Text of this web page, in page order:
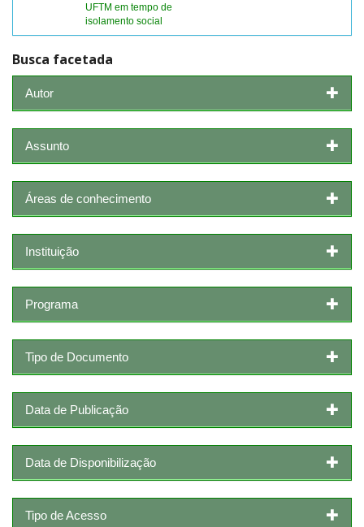
UFTM em tempo de
isolamento social
Busca facetada
Autor
Assunto
Áreas de conhecimento
Instituição
Programa
Tipo de Documento
Data de Publicação
Data de Disponibilização
Tipo de Acesso